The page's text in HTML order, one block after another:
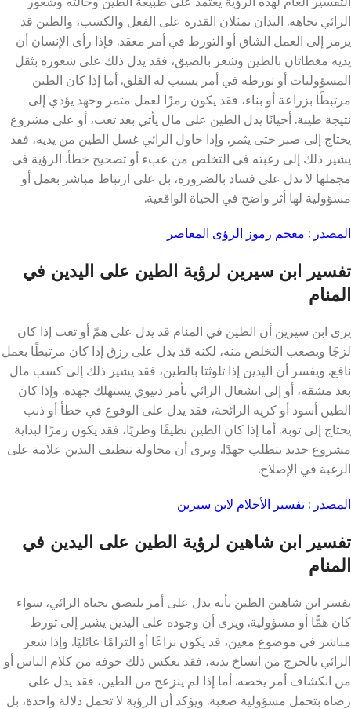
الرائي تجاهه. اليدان تمثلان القدرة على الفعل والكسب، والطين قد
يرمز إلى العمل الشاق أو التورط في أمر معقد. فإذا رأى الإنسان أن
يديه مغطاتان بالطين وشعر بالضيق، فقد يدل ذلك على شعوره بثقل
المسؤوليات أو تورطه في أمر يسبب له القلق. أما إذا كان الطين
مرتبطًا بزراعة أو بناء، فقد يكون رمزًا لعمل مثمر وجهد يؤدي إلى
نتيجة طيبة. أحيانًا يدل الطين على مال يأتي بعد تعب، أو على مشروع
يحتاج إلى صبر حتى يثمر. وإذا حاول الرائي غسل الطين من يديه، فقد
يشير ذلك إلى رغبته في التخلص من عبء أو تصحيح خطأ. الرؤية في
مجملها لا تدل على فساد بالضرورة، بل على ارتباط مباشر بعمل أو
مسؤولية لها أثر واضح في الحياة الواقعية.
المصدر : معجم رموز الرؤى المعاصر
تفسير ابن سيرين لرؤية الطين على اليدين في
المنام
يرى ابن سيرين أن الطين في المنام قد يدل على همّ أو تعب إذا كان
لزجًا ويصعب التخلص منه، لكنه قد يدل على رزق إذا كان مرتبطًا بعمل
نافع. ويفسر أن اليدين إذا تلوثتا بالطين، فقد يشير ذلك إلى كسب مال
بعد مشقة، أو إلى انشغال الرائي بأمر دنيوي يستهلك جهده. وإذا كان
الطين أسود أو كريه الرائحة، فقد يدل على الوقوع في خطأ أو ذنب
يحتاج إلى توبة. أما إذا كان الطين نظيفًا وطريًا، فقد يكون رمزًا لبداية
مشروع جديد يتطلب جهدًا. ويرى أن محاولة تنظيف اليدين علامة على
الرغبة في الإصلاح.
المصدر : تفسير الأحلام لابن سيرين
تفسير ابن شاهين لرؤية الطين على اليدين في
المنام
يفسر ابن شاهين الطين بأنه يدل على أمر يلتصق بحياة الرائي، سواء
كان همًّا أو مسؤولية. ويرى أن وجوده على اليدين يشير إلى تورط
مباشر في موضوع معين، قد يكون نزاعًا أو التزامًا عائليًا. وإذا شعر
الرائي بالحرج من اتساخ يديه، فقد يعكس ذلك خوفه من كلام الناس أو
من انكشاف أمر يخصه. أما إذا لم ينزعج من الطين، فقد يدل على
رضاه بتحمل مسؤولية صعبة. ويؤكد أن الرؤية لا تحمل دلالة واحدة، بل